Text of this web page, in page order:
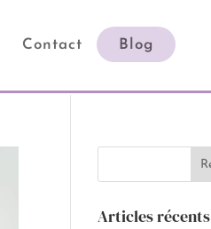
Contact Blog
Articles récents